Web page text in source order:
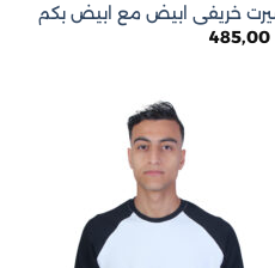
خريفى ابيض مع ابيض بكم
485,00